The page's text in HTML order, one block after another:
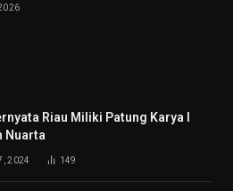
Riau Miliki Patung Karya I
Nuarta
2024 149